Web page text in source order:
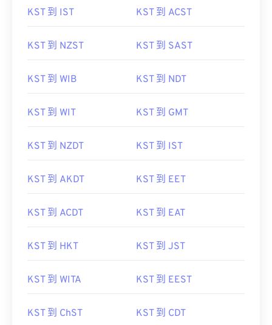
KST 到 IST KST 到 ACST
KST 到 NZST KST 到 SAST
KST 到 WIB KST 到 NDT
KST 到 WIT KST 到 GMT
KST 到 NZDT KST 到 IST
KST 到 AKDT KST 到 EET
KST 到 ACDT KST 到 EAT
KST 到 HKT KST 到 JST
KST 到 WITA KST 到 EEST
KST 到 ChST KST 到 CDT